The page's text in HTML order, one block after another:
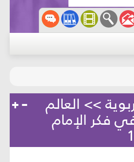
>> العالم
فكر الإمام